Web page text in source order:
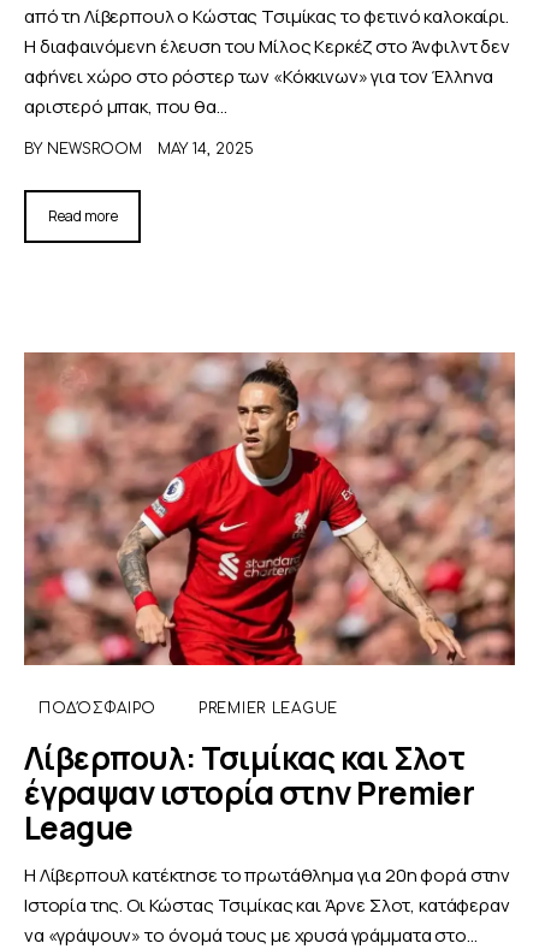
από τη Λίβερπουλ ο Κώστας Τσιμίκας το φετινό καλοκαίρι.
Η διαφαινόμενη έλευση του Μίλος Κερκέζ στο Άνφιλντ δεν
αφήνει χώρο στο ρόστερ των «Κόκκινων» για τον Έλληνα
αριστερό μπακ, που θα…
BY NEWSROOM MAY 14, 2025
Read more
ΠΟΔΌΣΦΑΙΡΟ PREMIER LEAGUE
Λίβερπουλ: Τσιμίκας και Σλοτ
έγραψαν ιστορία στην Premier
League
Η Λίβερπουλ κατέκτησε το πρωτάθλημα για 20η φορά στην
Ιστορία της. Οι Κώστας Τσιμίκας και Άρνε Σλοτ, κατάφεραν
να «γράψουν» το όνομά τους με χρυσά γράμματα στο...